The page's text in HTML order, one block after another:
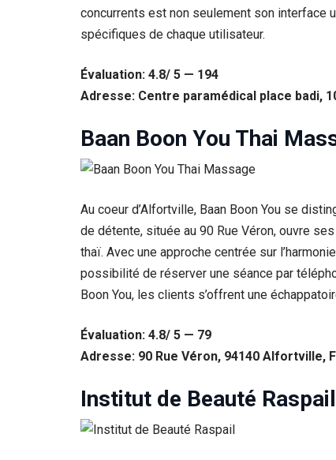
concurrents est non seulement son
spécifiques de chaque utilisateur.
Évaluation: 4.8/ 5 — 194
Adresse: Centre paramédical place badi,
Baan Boon You Thai
Au coeur d’Alfortville, Baan Boon You se
de détente, située au 90 Rue Véron, ouvre
thaï. Avec une approche centrée sur
possibilité de réserver une séance par
Boon You, les clients s’offrent une
Évaluation: 4.8/ 5 — 79
Adresse: 90 Rue Véron, 94140 Alfortville,
Institut de Beauté Raspail